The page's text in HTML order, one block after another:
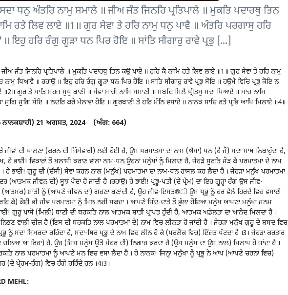
ਧਨੁ ਅੰਤਰਿ ਨਾਮੁ ਸਮਾਲੇ ॥ ਜੀਅ ਜੰਤ ਜਿਨਹਿ ਪ੍ਰਤਿਪਾਲੇ ॥ ਮੁਕਤਿ ਪਦਾਰਥੁ ਤਿਨ
ਰਤੇ ਲਿਵ ਲਾਏ ॥1॥ ਗੁਰ ਸੇਵਾ ਤੇ ਹਰਿ ਨਾਮੁ ਧਨੁ ਪਾਵੈ ॥ ਅੰਤਰਿ ਪਰਗਾਸੁ ਹਰਿ
ਇਹੁ ਹਰਿ ਰੰਗੁ ਗੂੜਾ ਧਨ ਪਿਰ ਹੋਇ ॥ ਸਾਂਤਿ ਸੀਗਾਰੁ ਰਾਵੇ ਪ੍ਰਭੁ […]
ਜੰਤ ਜਿਨਹਿ ਪ੍ਰਤਿਪਾਲੇ ॥ ਮੁਕਤਿ ਪਦਾਰਥੁ ਤਿਨ ਕਉ ਪਾਏ ॥ ਹਰਿ ਕੈ ਨਾਮਿ ਰਤੇ ਲਿਵ ਲਾਏ ॥1॥ ਗੁਰ ਸੇਵਾ ਤੇ ਹਰਿ ਨਾਮੁ
ਨਾਮੁ ਧਿਆਵੈ ॥ ਰਹਾਉ ॥ ਇਹੁ ਹਰਿ ਰੰਗੁ ਗੂੜਾ ਧਨ ਪਿਰ ਹੋਇ ॥ ਸਾਂਤਿ ਸੀਗਾਰੁ ਰਾਵੇ ਪ੍ਰਭੁ ਸੋਇ ॥ ਹਉਮੈ ਵਿਚਿ ਪ੍ਰਭੁ ਕੋਇ ਨ
ਗੁਰ ਤੇ ਸਾਤਿ ਸਹਜ ਸੁਖੁ ਬਾਣੀ ॥ ਸੇਵਾ ਸਾਚੀ ਨਾਮਿ ਸਮਾਣੀ ॥ ਸਬਦਿ ਮਿਲੈ ਪ੍ਰੀਤਮੁ ਸਦਾ ਧਿਆਏ ॥ ਸਾਚ ਨਾਮਿ
ਜੁਗਿ ਸੋਇ ॥ ਨਦਰਿ ਕਰੇ ਮੇਲਾਵਾ ਹੋਇ ॥ ਗੁਰਬਾਣੀ ਤੇ ਹਰਿ ਮੰਨਿ ਵਸਾਏ ॥ ਨਾਨਕ ਸਾਚਿ ਰਤੇ ਪ੍ਰਭਿ ਆਪਿ ਮਿਲਾਏ ॥4॥
ਨਾਨਕਸ਼ਾਹੀ) 21 ਅਗਸਤ, 2024 (ਅੰਗ: 664)
ਜੀਵਾਂ ਦੀ ਪਾਲਣਾ (ਕਰਨ ਦੀ ਜ਼ਿੰਮੇਵਾਰੀ) ਲਈ ਹੋਈ ਹੈ, ਉਸ ਪਰਮਾਤਮਾ ਦਾ ਨਾਮ (ਐਸਾ) ਧਨ (ਹੈ ਜੋ) ਸਦਾ ਸਾਥ ਨਿਬਾਹੁੰਦਾ ਹੈ,
ਵਿਕਾਰਾਂ ਤੋਂ ਖ਼ਲਾਸੀ ਕਰਾਣ ਵਾਲਾ ਨਾਮ-ਧਨ ਉਹਨਾਂ ਮਨੁੱਖਾਂ ਨੂੰ ਮਿਲਦਾ ਹੈ, ਜੇਹੜੇ ਸੁਰਤਿ ਜੋੜ ਕੇ ਪਰਮਾਤਮਾ ਦੇ ਨਾਮ
ਹੇ ਭਾਈ! ਗੁਰੂ ਦੀ (ਦੱਸੀ) ਸੇਵਾ ਕਰਨ ਨਾਲ (ਮਨੁੱਖ) ਪਰਮਾਤਮਾ ਦਾ ਨਾਮ-ਧਨ ਹਾਸਲ ਕਰ ਲੈਂਦਾ ਹੈ । ਜੇਹੜਾ ਮਨੁੱਖ ਪਰਮਾਤਮਾ
(ਆਤਮਕ ਜੀਵਨ ਦੀ) ਸੂਝ ਪੈਦਾ ਹੋ ਜਾਂਦੀ ਹੈ ।ਰਹਾਉ। ਹੇ ਭਾਈ! ਪ੍ਰਭੂ-ਪਤੀ (ਦੇ ਪ੍ਰੇਮ) ਦਾ ਇਹ ਗੂੜ੍ਹਾ ਰੰਗ ਉਸ ਜੀਵ-
ਸ਼ਾਂਤੀ ਨੂੰ (ਆਪਣੇ ਜੀਵਨ ਦਾ) ਗਹਣਾ ਬਣਾਂਦੀ ਹੈ, ਉਹ ਜੀਵ-ਇਸਤ®ੀ ਉਸ ਪ੍ਰਭੂ ਨੂੰ ਹਰ ਵੇਲੇ ਹਿਰਦੇ ਵਿਚ ਵਸਾਈ
ਕੇ) ਕੋਈ ਭੀ ਜੀਵ ਪਰਮਾਤਮਾ ਨੂੰ ਮਿਲ ਨਹੀਂ ਸਕਦਾ । ਆਪਣੇ ਜਿੰਦ-ਦਾਤੇ ਤੋਂ ਭੁੱਲਾ ਹੋਇਆ ਮਨੁੱਖ ਆਪਣਾ ਮਨੁੱਖਾ ਜਨਮ
ਗੁਰੂ ਪਾਸੋਂ (ਮਿਲੀ) ਬਾਣੀ ਦੀ ਬਰਕਤਿ ਨਾਲ ਆਤਮਕ ਸ਼ਾਂਤੀ ਪ੍ਰਾਪਤ ਹੁੰਦੀ ਹੈ, ਆਤਮਕ ਅਡੋਲਤਾ ਦਾ ਆਨੰਦ ਮਿਲਦਾ ਹੈ ।
ਵਾਲੀ ਚੀਜ਼ ਹੈ (ਇਸ ਦੀ ਬਰਕਤਿ ਨਾਲ ਪਰਮਾਤਮਾ ਦੇ) ਨਾਮ ਵਿਚ ਲੀਨਤਾ ਹੋ ਜਾਂਦੀ ਹੈ । ਜੇਹੜਾ ਮਨੁੱਖ ਗੁਰੂ ਦੇ ਸ਼ਬਦ ਵਿਚ
ਨੂੰ ਸਦਾ ਸਿਮਰਦਾ ਰਹਿੰਦਾ ਹੈ, ਸਦਾ-ਥਿਰ ਪ੍ਰਭੂ ਦੇ ਨਾਮ ਵਿਚ ਲੀਨ ਹੋ ਕੇ (ਪਰਲੋਕ ਵਿਚ) ਇੱਜ਼ਤ ਖੱਟਦਾ ਹੈ ।3। ਜੇਹੜਾ ਕਰਤਾਰ
ਆ ਰਿਹਾ) ਹੈ, ਉਹ (ਜਿਸ ਮਨੁੱਖ ਉੱਤੇ ਮੇਹਰ ਦੀ) ਨਿਗਾਹ ਕਰਦਾ ਹੈ (ਉਸ ਮਨੁੱਖ ਦਾ ਉਸ ਨਾਲ) ਮਿਲਾਪ ਹੋ ਜਾਂਦਾ ਹੈ ।
ਨਾਲ ਪਰਮਾਤਮਾ ਨੂੰ ਆਪਣੇ ਮਨ ਵਿਚ ਵਸਾ ਲੈਂਦਾ ਹੈ । ਹੇ ਨਾਨਕ! ਜਿਨ੍ਹਾਂ ਮਨੁੱਖਾਂ ਨੂੰ ਪ੍ਰਭੂ ਨੇ ਆਪ (ਆਪਣੇ ਚਰਨਾਂ ਵਿਚ)
(ਦੇ ਪੇ੍ਰਮ-ਰੰਗ) ਵਿਚ ਰੰਗੇ ਰਹਿੰਦੇ ਹਨ ।4।3।
MEHL: